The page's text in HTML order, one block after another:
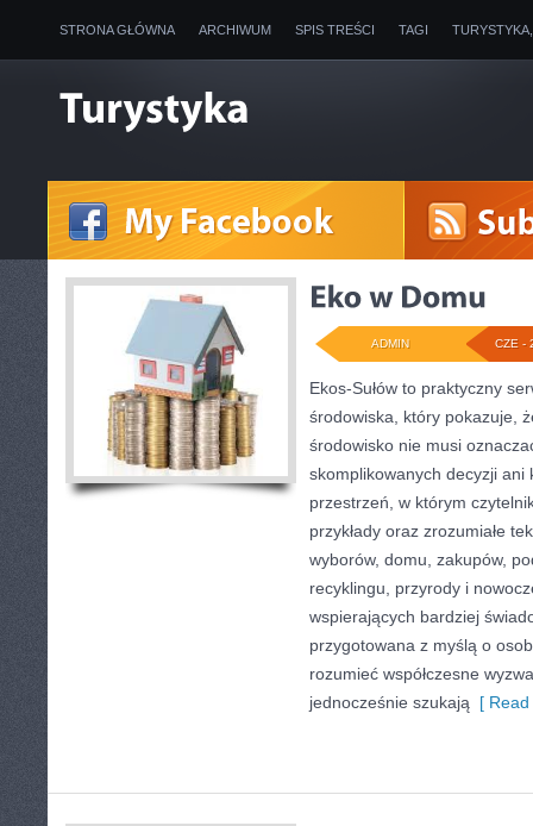
STRONA GŁÓWNA ARCHIWUM SPIS TREŚCI TAGI
CZE -
ADMIN
Ekos-Sułów to praktyczny
środowiska, który pokazuje,
środowisko nie musi
skomplikowanych decyzji ani
przestrzeń, w którym
przykłady oraz zrozumiałe
wyborów, domu, zakupów,
recyklingu, przyrody i
wspierających bardziej
przygotowana z myślą o
rozumieć współczesne
jednocześnie szukają [